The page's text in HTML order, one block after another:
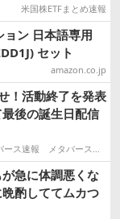
米国株ETFまとめ速報
ン 日本語専用
セット
amazon.co.jp
！活動終了を発表
後の誕生日配信
メタバース速報 メタバースまとめ
急に体調悪くな
酌しててムカつ